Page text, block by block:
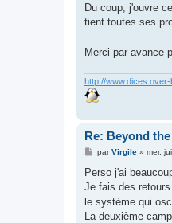
Du coup, j'ouvre
tient toutes ses
Merci par avance
http://
Re: Beyond
M
s
a
g
e
parVirgile» mer.
Perso j'ai
Je fais des
le système qui
La deuxième